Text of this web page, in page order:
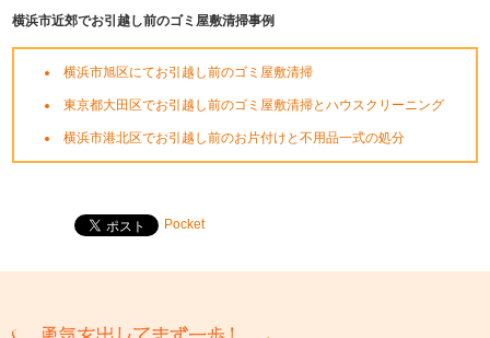
横浜市近郊でお引越し前のゴミ屋敷清掃事例
横浜市旭区にてお引越し前のゴミ屋敷清掃
東京都大田区でお引越し前のゴミ屋敷清掃とハウスクリーニング
横浜市港北区でお引越し前のお片付けと不用品一式の処分
Pocket